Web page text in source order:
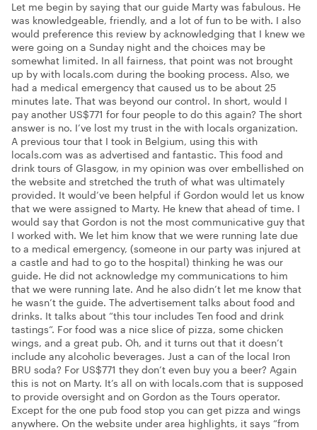
Let me begin by saying that our guide Marty was fabulous. He
was knowledgeable, friendly, and a lot of fun to be with. I also
would preference this review by acknowledging that I knew we
were going on a Sunday night and the choices may be
somewhat limited. In all fairness, that point was not brought
up by with locals.com during the booking process. Also, we
had a medical emergency that caused us to be about 25
minutes late. That was beyond our control. In short, would I
pay another US$771 for four people to do this again? The short
answer is no. I’ve lost my trust in the with locals organization.
A previous tour that I took in Belgium, using this with
locals.com was as advertised and fantastic. This food and
drink tours of Glasgow, in my opinion was over embellished on
the website and stretched the truth of what was ultimately
provided. It would’ve been helpful if Gordon would let us know
that we were assigned to Marty. He knew that ahead of time. I
would say that Gordon is not the most communicative guy that
I worked with. We let him know that we were running late due
to a medical emergency, (someone in our party was injured at
a castle and had to go to the hospital) thinking he was our
guide. He did not acknowledge my communications to him
that we were running late. And he also didn’t let me know that
he wasn’t the guide. The advertisement talks about food and
drinks. It talks about “this tour includes Ten food and drink
tastings“. For food was a nice slice of pizza, some chicken
wings, and a great pub. Oh, and it turns out that it doesn’t
include any alcoholic beverages. Just a can of the local Iron
BRU soda? For US$771 they don’t even buy you a beer? Again
this is not on Marty. It’s all on with locals.com that is supposed
to provide oversight and on Gordon as the Tours operator.
Except for the one pub food stop you can get pizza and wings
anywhere. On the website under area highlights, it says “from